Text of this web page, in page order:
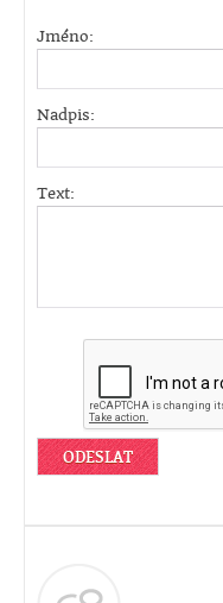
Jméno:
Nadpis:
Text: